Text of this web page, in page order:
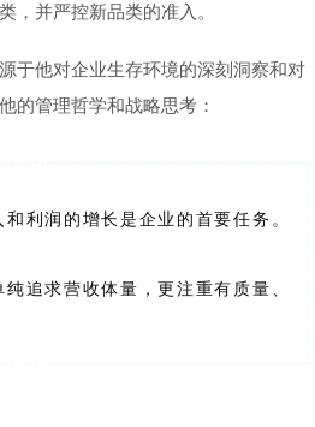
，并严控新品类的准入。
于他对企业生存环境的深刻洞察和对
的管理哲学和战略思考：
利润的增长是企业的首要任务。
追求营收体量，更注重有质量、